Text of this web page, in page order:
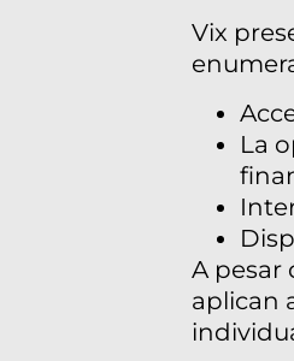
Vix
La
A pesar
aplican